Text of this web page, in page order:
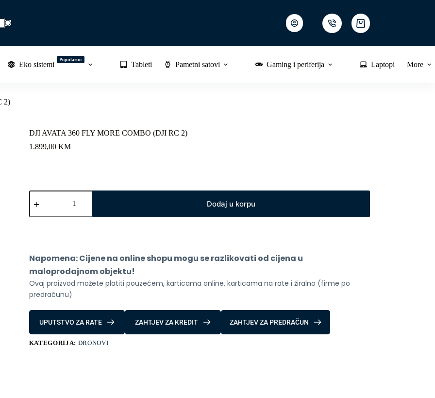
Shopping
cart
Eko sistemi
Popularno
Tableti Pametni satovi Gaming i periferija Laptopi More
2)
DJI AVATA 360 FLY MORE COMBO (DJI RC 2)
1.899,00 KM
DJI
AVATA
FLY
2)
količina
Dodaj u korpu
Napomena: Cijene na online shopu mogu se razlikovati od cijena u
maloprodajnom objektu!
Ovaj proizvod možete platiti pouzećem, karticama online, karticama na rate i žiralno (firme po
predračunu)
UPUTSTVO ZA RATE ZAHTJEV ZA KREDIT ZAHTJEV ZA PREDRAČUN
KATEGORIJA: DRONOVI